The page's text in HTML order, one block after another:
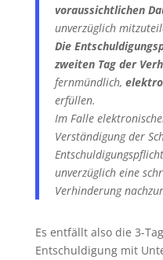
voraussichtlichen
unverzüglich
Die
zweiten Tag der
fernmündlich,
erfüllen.
Im Falle
Verständigung der
unverzüglich eine
Verhinderung
Es entfällt also die 3-
Entschuldigung mit